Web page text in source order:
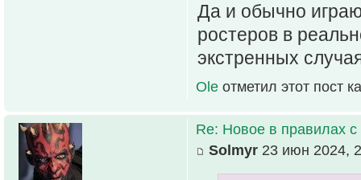
Да и обычно
ростеров в
экстренных
Ole отметил этот пост
Re: Новое в правилах с
Solmyr 23 июн 2024,